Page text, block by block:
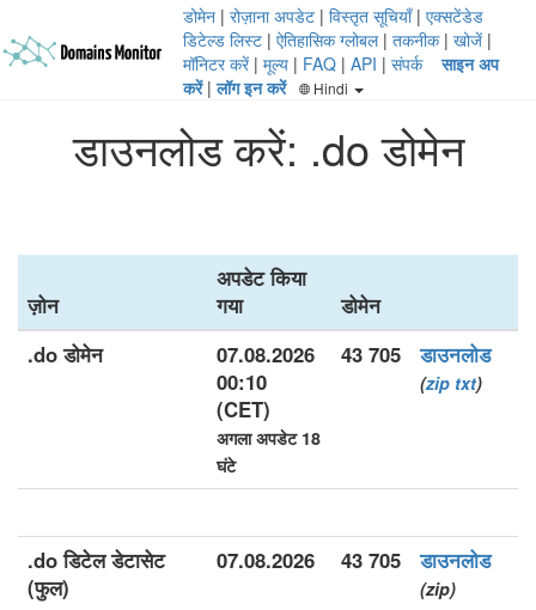
डोमेन | रोज़ाना अपडेट | विस्तृत सूचियाँ| एक्सटेंडेड
डिटेल्ड लिस्ट | ऐतिहासिक ग्लोबल| तकनीक| खोजें |
मॉनिटर करें| मूल्य | FAQ | API | संपर्क
साइन अप
करें|लॉग इन करें Hindi
डाउनलोड करें: .do डोमेन
ज़ोन
अपडेट किया
गया
डोमेन
.do डोमेन
07.08.2026
00:10
(CET)
अगला अपडेट 18
घंटे
43 705 डाउनलोड
(zip txt)
.do डिटेल डेटासेट
(फुल)
07.08.2026 43 705 डाउनलोड
(zip)